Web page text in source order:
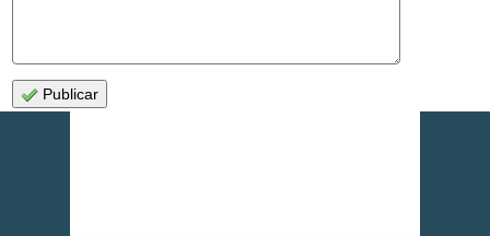
Publicar